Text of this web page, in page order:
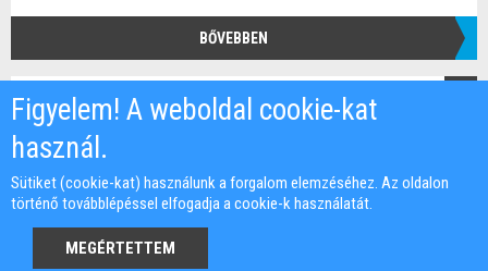
BŐVEBBEN
Figyelem! A weboldal cookie-kat
használ.
Sütiket (cookie-kat) használunk a forgalom elemzéséhez. Az oldalon
történő továbblépéssel elfogadja a cookie-k használatát.
MEGÉRTETTEM